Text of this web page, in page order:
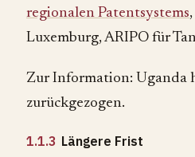
regionalen Patentsystems
Luxemburg, ARIPO für
Zur Information: Uganda
zurückgezogen.
1.1.3 Längere Frist